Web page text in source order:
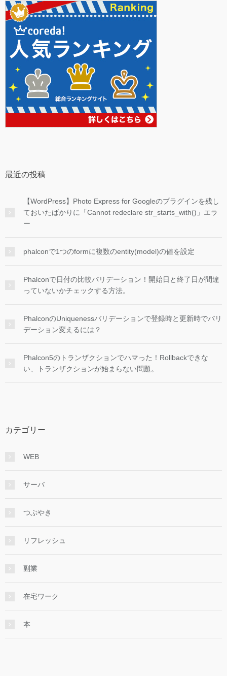
最近の投稿
【WordPress】Photo Express for Googleのプラグインを残し
ておいたばかりに「Cannot redeclare str_starts_with()」エラ
ー
phalconで1つのformに複数のentity(model)の値を設定
Phalconで日付の比較バリデーション！開始日と終了日が間違
っていないかチェックする方法。
PhalconのUniquenessバリデーションで登録時と更新時でバリ
デーション変えるには？
Phalcon5のトランザクションでハマった！Rollbackできな
い、トランザクションが始まらない問題。
カテゴリー
WEB
サーバ
つぶやき
リフレッシュ
副業
在宅ワーク
本